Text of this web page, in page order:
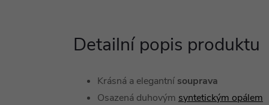
Detailní popis produktu
Krásná a elegantní souprava
Osazená duhovým syntetickým opálem